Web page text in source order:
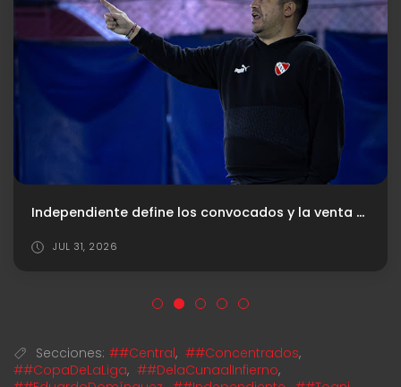
Independiente define los convocados y la venta de entradas para recibir a River
JUL 31, 2026
Secciones: ##Central, ##Concentrados,
##CopaDeLaLiga, ##DelaCunaalInfierno,